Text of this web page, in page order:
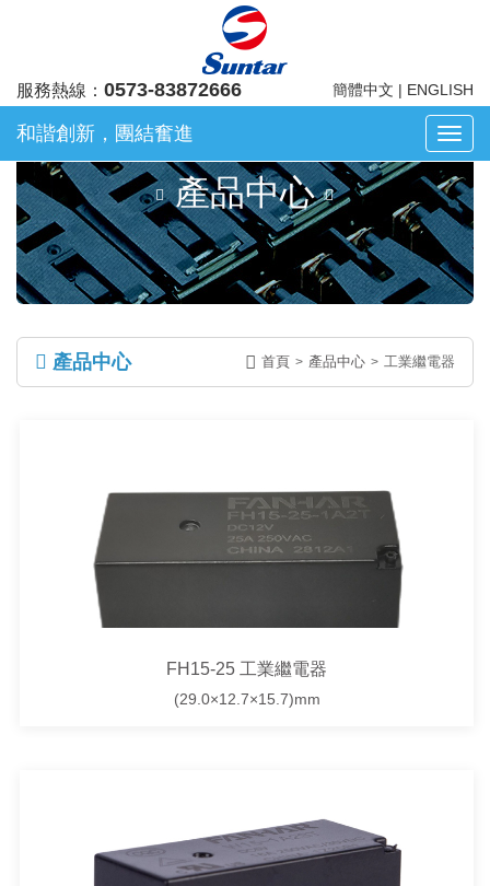
簡體中文 | ENGLISH
服務熱線： 0573-83872666
浙
江
凡
華
電
子
股
有
限
公
和諧創新，團結奮進
產品中心
產品中心 首頁 > 產品中心 > 工業繼電器
FH15-25 工業繼電器
(29.0×12.7×15.7)mm